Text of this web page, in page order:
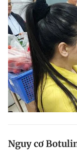
Nguy cơ